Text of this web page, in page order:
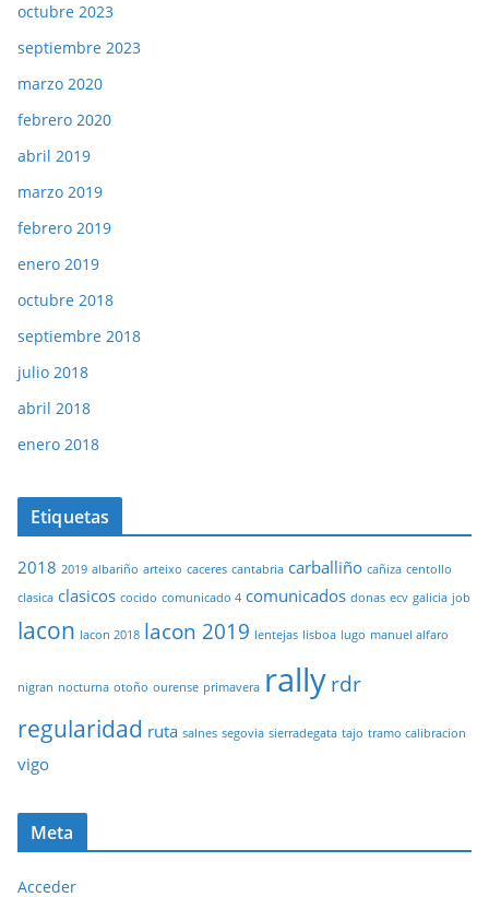
octubre 2023
septiembre 2023
marzo 2020
febrero 2020
abril 2019
marzo 2019
febrero 2019
enero 2019
octubre 2018
septiembre 2018
julio 2018
abril 2018
enero 2018
Etiquetas
2018 2019 albariño arteixo caceres cantabria carballiño cañiza centollo
clasica clasicos cocido comunicado 4 comunicados donas ecv galicia job
lacon lacon 2018 lacon 2019 lentejas lisboa lugo manuel alfaro
nigran nocturna otoño ourense primavera rallyrdr
regularidad ruta salnes segovia sierradegata tajo tramo calibracion
vigo
Meta
Acceder